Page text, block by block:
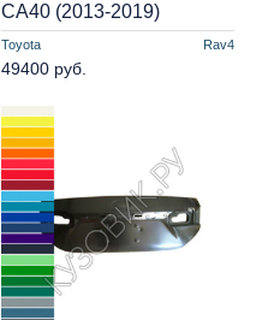
Toyota Rav4
СA40 (2013-2019)
49400 руб.